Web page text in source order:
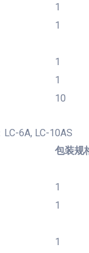
1
1
1
1
10
6A, LC-10AS
包装规
1
1
1